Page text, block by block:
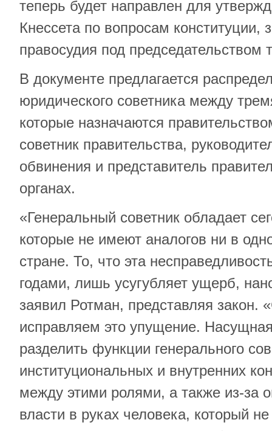
теперь будет направлен для
Кнессета по вопросам конституции,
правосудия под председательством
В документе предлагается
юридического советника между
которые назначаются
советник правительства,
обвинения и представитель
органах.
«Генеральный советник обладает
которые не имеют аналогов ни в
стране. То, что эта
годами, лишь усугубляет ущерб,
заявил Ротман, представляя закон.
исправляем это упущение.
разделить функции генерального
институциональных и внутренних
между этими ролями, а также из-за
власти в руках человека, который